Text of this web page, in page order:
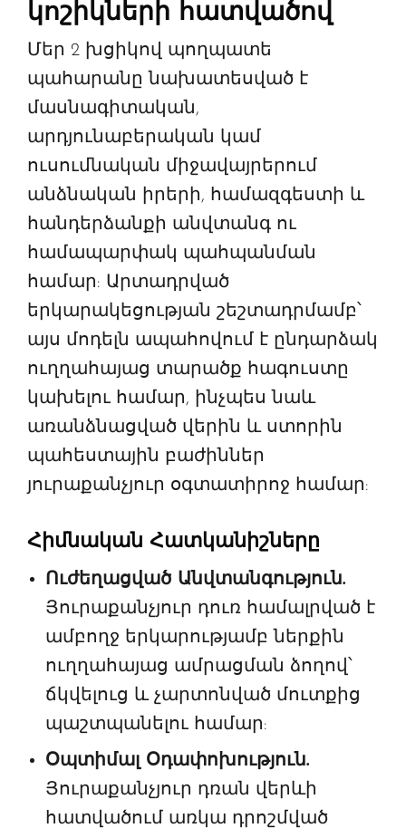
կոշիկների հատվածով
Մեր 2 խցիկով պողպատե
պահարանը նախատեսված է
մասնագիտական,
արդյունաբերական կամ
ուսումնական միջավայրերում
անձնական իրերի, համազգեստի և
հանդերձանքի անվտանգ ու
համապարփակ պահպանման
համար: Արտադրված
երկարակեցության շեշտադրմամբ՝
այս մոդելն ապահովում է ընդարձակ
ուղղահայաց տարածք հագուստը
կախելու համար, ինչպես նաև
առանձնացված վերին և ստորին
պահեստային բաժիններ
յուրաքանչյուր օգտատիրոջ համար:
Հիմնական Հատկանիշները
Ուժեղացված Անվտանգություն.
Յուրաքանչյուր դուռ համալրված է
ամբողջ երկարությամբ ներքին
ուղղահայաց ամրացման ձողով՝
ճկվելուց և չարտոնված մուտքից
պաշտպանելու համար:
Օպտիմալ Օդափոխություն.
Յուրաքանչյուր դռան վերևի
հատվածում առկա դրոշմված